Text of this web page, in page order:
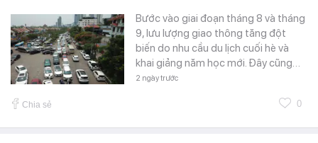
Bước vào giai đoạn tháng 8 và tháng
9, lưu lượng giao thông tăng đột
biến do nhu cầu du lịch cuối hè và
khai giảng năm học mới. Đây cũng…
2 ngày trước
Chia sẻ 0